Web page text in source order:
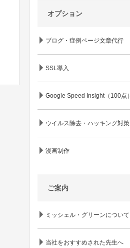
オプション
ブログ・症例ページ文章代行
SSL導入
Google Speed Insight（100点）
ウイルス除去・ハッキング対策
漫画制作
ご案内
ミッシェル・グリーンについて
当社をおすすめされた先生へ